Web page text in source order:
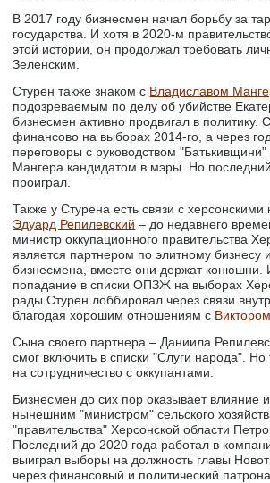
В 2017 году бизнесмен начал борьбу за
государства. И хотя в 2020-м
этой истории, он продолжал требовать
Зеленским.
Стурен также знаком с Владиславом
подозреваемым по делу об убийстве
бизнесмен активно продвигал в политику.
финансово на выборах 2014-го, а через
переговоры с руководством
Мангера кандидатом в мэры. Но
проиграл.
Также у Стурена есть связи с херсонскими
Эдуард Репилевский – до недавнего
министр оккупационного правительства
является партнером по элитному бизнесу
бизнесмена, вместе они держат конюшни.
попадание в списки ОПЗЖ на выборах
рады Стурен лоббировал через связи
благодая хорошим отношениям с
Сына своего партнера – Даниила
смог включить в списки "Слуги народа".
на сотрудничество с оккупантами.
Бизнесмен до сих пор оказывает влияние и
нынешним "министром" сельского
"правительства" Херсонской области
Последний до 2020 года работал в
выиграл выборы на должность главы
через финансовый и политический